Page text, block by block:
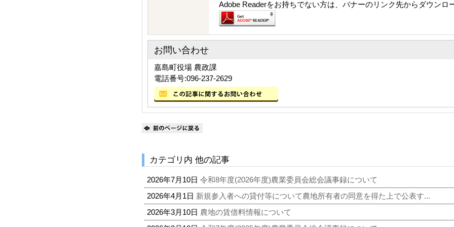
Adobe Readerをお持ちでない方は、バナーのリンク先からダウンロ
お問い合わせ
嘉島町役場 農政課
電話番号:096-237-2629
カテゴリ内 他の記事
2026年7月10日 令和8年度(2026年度)農業委員会総会議事録について
2026年4月1日 新規参入者への貸付等について農地所有者の同意を得た上で公表す...
2026年3月10日 農地の賃借料情報について